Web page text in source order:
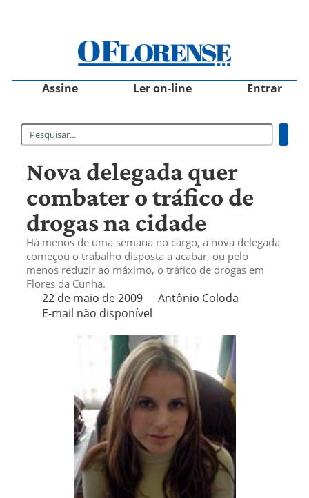
Assine Ler on-line Entrar
Nova delegada quer
combater o tráfico de
drogas na cidade
Há menos de uma semana no cargo, a nova delegada
começou o trabalho disposta a acabar, ou pelo
menos reduzir ao máximo, o tráfico de drogas em
Flores da Cunha.
22 de maio de 2009
Antônio Coloda
E-mail não disponível